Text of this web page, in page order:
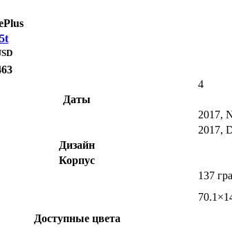
5t
4
Даты
2017,
2017,
Дизайн
Корпус
137
Доступные цвета